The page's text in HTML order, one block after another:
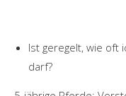
Ist geregelt, wie oft
darf?